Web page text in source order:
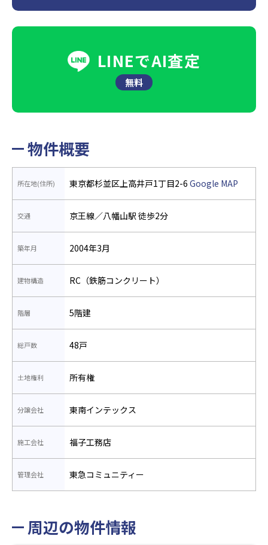
LINEでAI査定
無料
物件概要
所在地(住所) 東京都杉並区上高井戸1丁目2-6 Google MAP
交通 京王線／八幡山駅 徒歩2分
築年月 2004年3月
建物構造 RC（鉄筋コンクリート）
階層 5階建
総戸数 48戸
土地権利 所有権
分譲会社 東南インテックス
施工会社 福子工務店
管理会社 東急コミュニティー
周辺の物件情報